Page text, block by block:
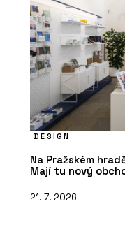
DESIGN
Na Pražském
Mají tu nový
21. 7. 2026